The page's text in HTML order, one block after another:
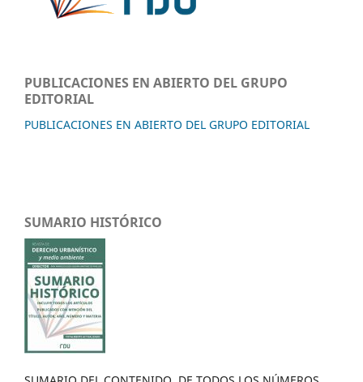
PUBLICACIONES EN ABIERTO DEL GRUPO
EDITORIAL
PUBLICACIONES EN ABIERTO DEL GRUPO EDITORIAL
SUMARIO HISTÓRICO